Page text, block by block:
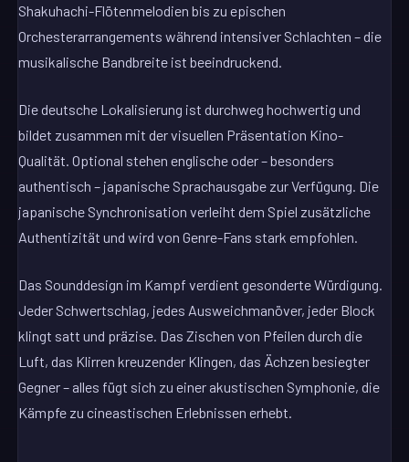
Shakuhachi-Flötenmelodien bis zu epischen
Orchesterarrangements während intensiver Schlachten – die
musikalische Bandbreite ist beeindruckend.
Die deutsche Lokalisierung ist durchweg hochwertig und
bildet zusammen mit der visuellen Präsentation Kino-
Qualität. Optional stehen englische oder – besonders
authentisch – japanische Sprachausgabe zur Verfügung. Die
japanische Synchronisation verleiht dem Spiel zusätzliche
Authentizität und wird von Genre-Fans stark empfohlen.
Das Sounddesign im Kampf verdient gesonderte Würdigung.
Jeder Schwertschlag, jedes Ausweichmanöver, jeder Block
klingt satt und präzise. Das Zischen von Pfeilen durch die
Luft, das Klirren kreuzender Klingen, das Ächzen besiegter
Gegner – alles fügt sich zu einer akustischen Symphonie, die
Kämpfe zu cineastischen Erlebnissen erhebt.